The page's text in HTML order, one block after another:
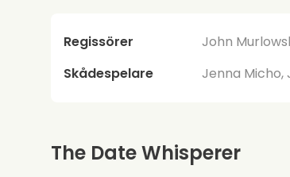
Regissörer
John
Skådespelare
Jenna Micho,
The Date Whisperer